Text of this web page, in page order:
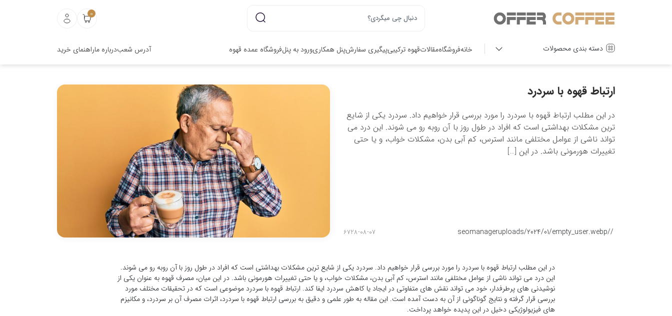
0
دسته بندی محصولات خانهفروشگاهمقالاتقهوه ترکیبیپیگیری سفارشپنل همکاریورود به پنلفروشگاه عمده قهوه آدرس شعبدرباره ماراهنمای خرید
ارتباط قهوه با سردرد
در این مطلب ارتباط قهوه با سردرد را مورد بررسی قرار خواهیم داد. سردرد یکی از شایع
ترین مشکلات بهداشتی است که افراد در طول روز با آن روبه رو می شوند. این درد می
تواند ناشی از عوامل مختلفی مانند استرس، کم آبی بدن، مشکلات خواب، و یا حتی
تغییرات هورمونی باشد. در این […]
/
/uploads/2024/01/empty_user.webp
seomanager
6728-08-07
در این مطلب ارتباط قهوه با سردرد را مورد بررسی قرار خواهیم داد. سردرد یکی از شایع ترین مشکلات بهداشتی است که افراد در طول روز با آن روبه رو می شوند.
این درد می تواند ناشی از عوامل مختلفی مانند استرس، کم آبی بدن، مشکلات خواب، و یا حتی تغییرات هورمونی باشد. در این میان، مصرف قهوه به عنوان یکی از
نوشیدنی های پرطرفدار، خود می تواند نقش های متفاوتی در ایجاد یا کاهش سردرد ایفا کند. ارتباط قهوه با سردرد موضوعی است که در تحقیقات مختلف مورد
بررسی قرار گرفته و نتایج گوناگونی از آن به دست آمده است. این مقاله به طور علمی و دقیق به بررسی ارتباط قهوه با سردرد، اثرات مصرف آن بر سردرد، و مکانیزم
های فیزیولوژیکی دخیل در این پدیده خواهد پرداخت.